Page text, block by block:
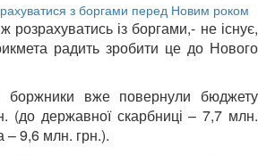
розрахуватись із боргами,- не існує,
радить зробити це до Нового
боржники вже повернули бюджету
(до державної скарбниці – 7,7 млн.
– 9,6 млн. грн.).